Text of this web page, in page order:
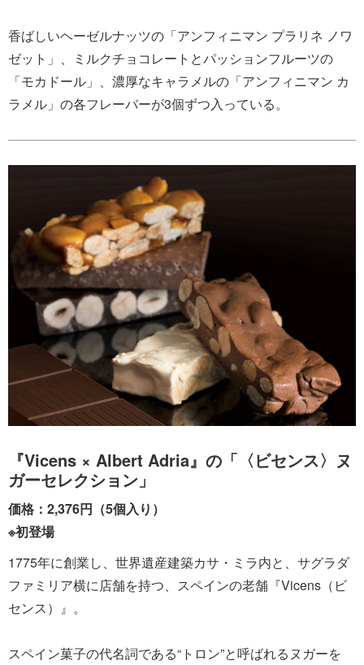
香ばしいヘーゼルナッツの「アンフィニマン プラリネ ノワ
ゼット」、ミルクチョコレートとパッションフルーツの
「モカドール」、濃厚なキャラメルの「アンフィニマン カ
ラメル」の各フレーバーが3個ずつ入っている。
『Vicens × Albert Adria』の「〈ビセンス〉ヌ
ガーセレクション」
価格：2,376円（5個入り）
※初登場
1775年に創業し、世界遺産建築カサ・ミラ内と、サグラダ
ファミリア横に店舗を持つ、スペインの老舗『Vicens（ビ
センス）』。
スペイン菓子の代名詞である“トロン”と呼ばれるヌガーを